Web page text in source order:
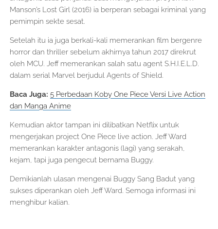
Manson’s Lost Girl (2016) ia berperan sebagai kriminal yang
pemimpin sekte sesat.
Setelah itu ia juga berkali-kali memerankan film bergenre
horror dan thriller sebelum akhirnya tahun 2017 direkrut
oleh MCU. Jeff memerankan salah satu agent S.H.I.E.L.D.
dalam serial Marvel berjudul Agents of Shield.
Baca Juga: 5 Perbedaan Koby One Piece Versi Live Action
dan Manga Anime
Kemudian aktor tampan ini dilibatkan Netflix untuk
mengerjakan project One Piece live action. Jeff Ward
memerankan karakter antagonis (lagi) yang serakah,
kejam, tapi juga pengecut bernama Buggy.
Demikianlah ulasan mengenai Buggy Sang Badut yang
sukses diperankan oleh Jeff Ward. Semoga informasi ini
menghibur kalian.